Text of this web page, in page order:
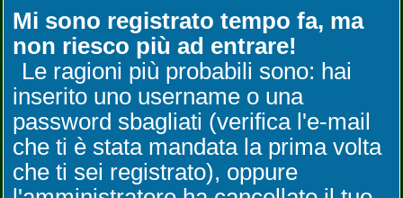
Mi sono registrato tempo fa, ma
non riesco più ad entrare!
Le ragioni più probabili sono: hai
inserito uno username o una
password sbagliati (verifica l'e-mail
che ti è stata mandata la prima volta
che ti sei registrato), oppure